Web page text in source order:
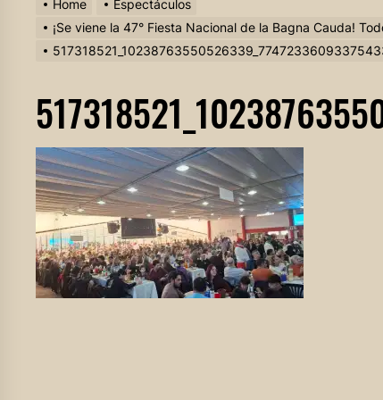
Home
Espectáculos
¡Se viene la 47° Fiesta Nacional de la Bagna Cauda!